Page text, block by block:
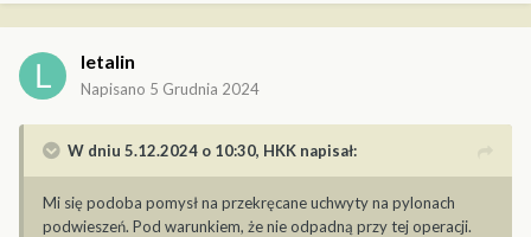
letalin
Napisano 5 Grudnia 2024
W dniu 5.12.2024 o 10:30, HKK napisał:
Mi się podoba pomysł na przekręcane uchwyty na pylonach
podwieszeń. Pod warunkiem, że nie odpadną przy tej operacji.